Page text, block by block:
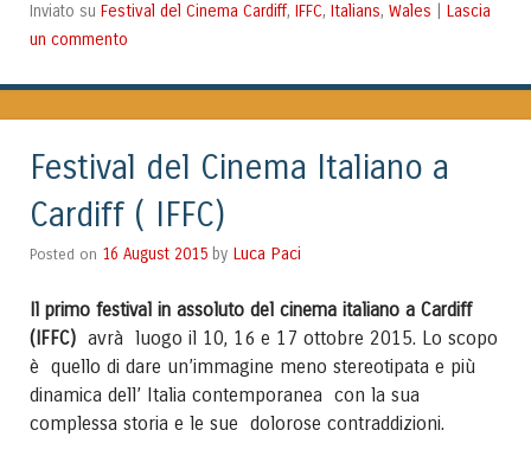
Inviato su Festival del Cinema Cardiff, IFFC, Italians, Wales
Lascia
un commento
Festival del Cinema Italiano a
Cardiff ( IFFC)
Posted on 16 August 2015 by Luca Paci
Il primo festival in assoluto del cinema italiano a Cardiff
(IFFC) avrà luogo il 10, 16 e 17 ottobre 2015. Lo scopo
è quello di dare un’immagine meno stereotipata e più
dinamica dell’ Italia contemporanea con la sua
complessa storia e le sue dolorose contraddizioni.